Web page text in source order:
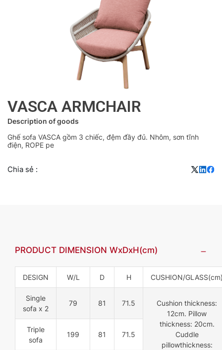
VASCA ARMCHAIR
Description of goods
Ghế sofa VASCA gồm 3 chiếc, đệm đầy đủ. Nhôm, sơn tĩnh
điện, ROPE pe
Chia sẻ :
PRODUCT DIMENSION WxDxH(cm)
DESIGN W/L D H CUSHION/
Single
sofa x 2
79 81 71.5
Cushion thickness:
12cm. Pillow
thickness: 20cm.
Cuddle
pillowthickness:
Triple
sofa
199 81 71.5